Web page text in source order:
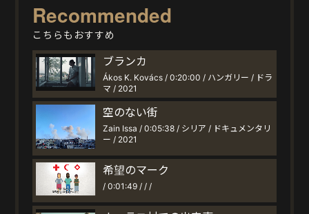
Recommended
こちらもおすすめ
ブランカ
Ákos K. Kovács / 0:20:00 / ハンガリー / ドラ
マ / 2021
空のない街
Zain Issa / 0:05:38 / シリア / ドキュメンタリ
ー / 2021
希望のマーク
/ 0:01:49 / / /